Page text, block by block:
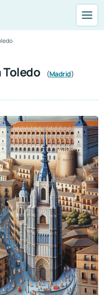
Toledo (Madrid)